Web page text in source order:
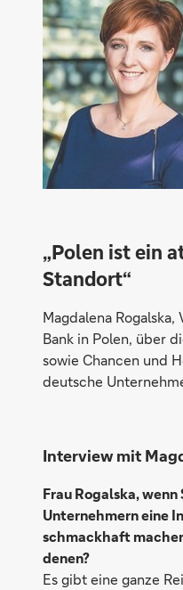
„Polen ist ein
Standort“
Magdalena
Bank in Polen, über
sowie Chancen und
deutsche
Interview mit
Frau Rogalska,
Unternehmern eine
schmackhaft
denen?
Es gibt eine ganze